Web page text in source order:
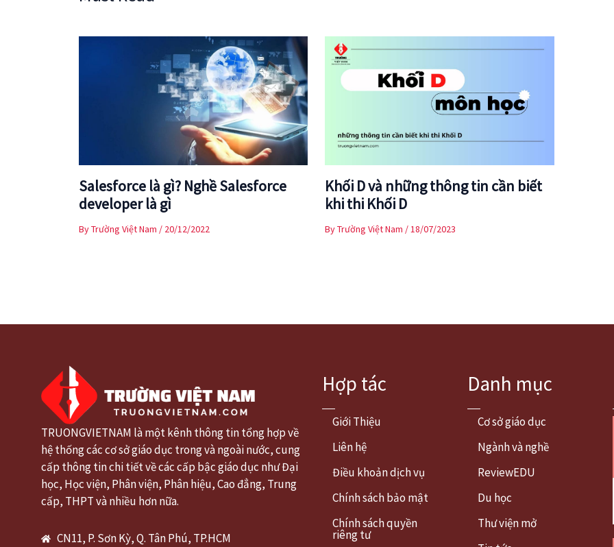
Salesforce là gì? Nghề Salesforce
developer là gì
ByTrường Việt Nam / 20/12/2022
Khối D và những thông tin cần biết
khi thi Khối D
ByTrường Việt Nam /18/07/2023
TRUONGVIETNAM là một kênh thông tin tổng hợp về
hệ thống các cơ sở giáo dục trong và ngoài nước, cung
cấp thông tin chi tiết về các cấp bậc giáo dục như Đại
học, Học viện, Phân viện, Phân hiệu, Cao đẳng, Trung
cấp, THPT và nhiều hơn nữa.
CN11, P. Sơn Kỳ, Q. Tân Phú, TP.HCM
Hợp tác
Giới Thiệu
Liên hệ
Điều khoản dịch vụ
Chính sách bảo mật
Chính sách quyền
riêng tư
Danh mục
Cơ sở giáo dục
Ngành và nghề
ReviewEDU
Du học
Thư viện mở